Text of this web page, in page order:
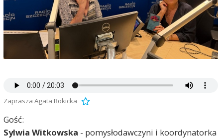
Zaprasza Agata Rokicka
Gość:
Sylwia Witkowska - pomysłodawczyni i koordynatorka